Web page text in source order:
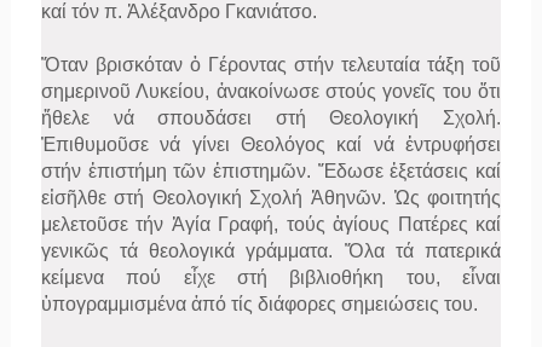
καί τόν π. Ἀλέξανδρο Γκανιάτσο.
Ὅταν βρισκόταν ὁ Γέροντας στήν τελευταία τάξη τοῦ
σημερινοῦ Λυκείου, ἀνακοίνωσε στούς γονεῖς του ὅτι
ἤθελε νά σπουδάσει στή Θεολογική Σχολή.
Ἐπιθυμοῦσε νά γίνει Θεολόγος καί νά ἐντρυφήσει
στήν ἐπιστήμη τῶν ἐπιστημῶν. Ἔδωσε ἐξετάσεις καί
εἰσῆλθε στή Θεολογική Σχολή Ἀθηνῶν. Ὡς φοιτητής
μελετοῦσε τήν Ἁγία Γραφή, τούς ἁγίους Πατέρες καί
γενικῶς τά θεολογικά γράμματα. Ὅλα τά πατερικά
κείμενα πού εἶχε στή βιβλιοθήκη του, εἶναι
ὑπογραμμισμένα ἀπό τίς διάφορες σημειώσεις του.